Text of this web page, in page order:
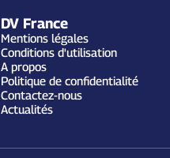
DV France
Mentions légales
Conditions d'utilisation
A propos
Politique de confidentialité
Contactez-nous
Actualités